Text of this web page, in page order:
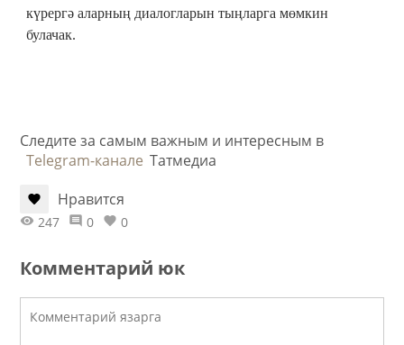
күрергә аларның диалогларын тыңларга мөмкин
булачак.
Следите за самым важным и интересным в
Telegram-канале Татмедиа
Нравится
247 0 0
Комментарий юк